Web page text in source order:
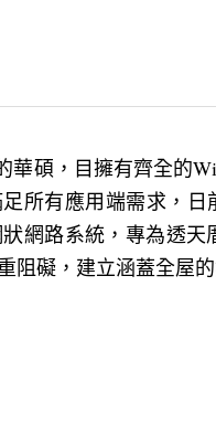
碩，目擁有齊全的
所有應用端需求，
網路系統，專為透
阻礙，建立涵蓋全屋